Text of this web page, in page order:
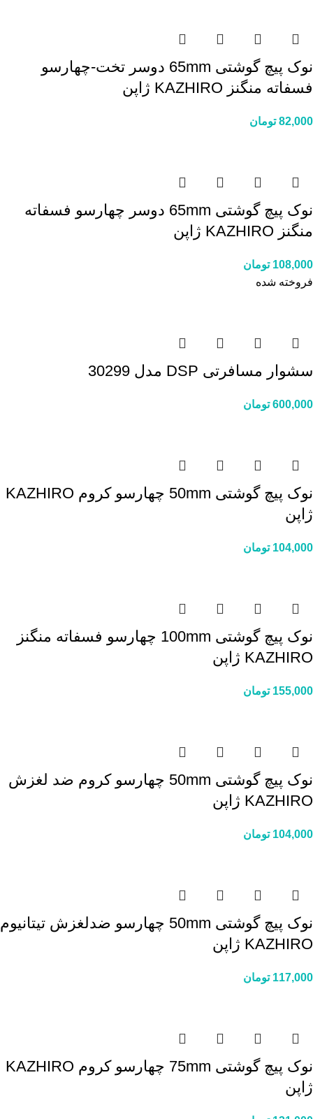
نوک پیچ گوشتی 65mm دوسر تخت-چهارسو
فسفاته منگنز KAZHIRO ژاپن
82,000 تومان
نوک پیچ گوشتی 65mm دوسر چهارسو فسفاته
منگنز KAZHIRO ژاپن
108,000 تومان
فروخته شده
سشوار مسافرتی DSP مدل 30299
600,000 تومان
نوک پیچ گوشتی 50mm چهارسو کروم KAZHIRO
ژاپن
104,000 تومان
نوک پیچ گوشتی 100mm چهارسو فسفاته منگنز
KAZHIRO ژاپن
155,000 تومان
نوک پیچ گوشتی 50mm چهارسو کروم ضد لغزش
KAZHIRO ژاپن
104,000 تومان
نوک پیچ گوشتی 50mm چهارسو ضدلغزش تیتانیوم
KAZHIRO ژاپن
117,000 تومان
نوک پیچ گوشتی 75mm چهارسو کروم KAZHIRO
ژاپن